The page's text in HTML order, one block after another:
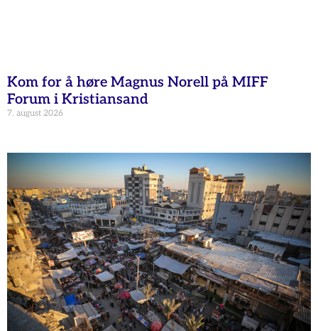
Kom for å høre Magnus Norell på MIFF
Forum i Kristiansand
7. august 2026